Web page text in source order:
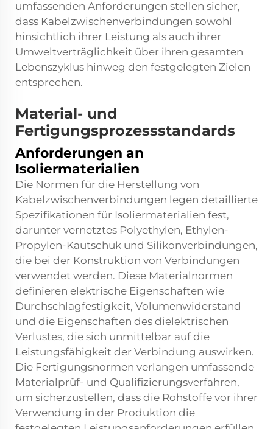
umfassenden Anforderungen stellen sicher,
dass Kabelzwischenverbindungen sowohl
hinsichtlich ihrer Leistung als auch ihrer
Umweltverträglichkeit über ihren gesamten
Lebenszyklus hinweg den festgelegten Zielen
entsprechen.
Material- und
Fertigungsprozessstandards
Anforderungen an
Isoliermaterialien
Die Normen für die Herstellung von
Kabelzwischenverbindungen legen detaillierte
Spezifikationen für Isoliermaterialien fest,
darunter vernetztes Polyethylen, Ethylen-
Propylen-Kautschuk und Silikonverbindungen,
die bei der Konstruktion von Verbindungen
verwendet werden. Diese Materialnormen
definieren elektrische Eigenschaften wie
Durchschlagfestigkeit, Volumenwiderstand
und die Eigenschaften des dielektrischen
Verlustes, die sich unmittelbar auf die
Leistungsfähigkeit der Verbindung auswirken.
Die Fertigungsnormen verlangen umfassende
Materialprüf- und Qualifizierungsverfahren,
um sicherzustellen, dass die Rohstoffe vor ihrer
Verwendung in der Produktion die